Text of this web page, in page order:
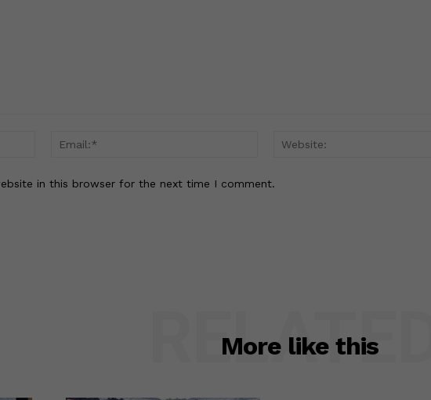
Name:*
Email:*
in this browser for the next time I comment.
More like this
RELATED